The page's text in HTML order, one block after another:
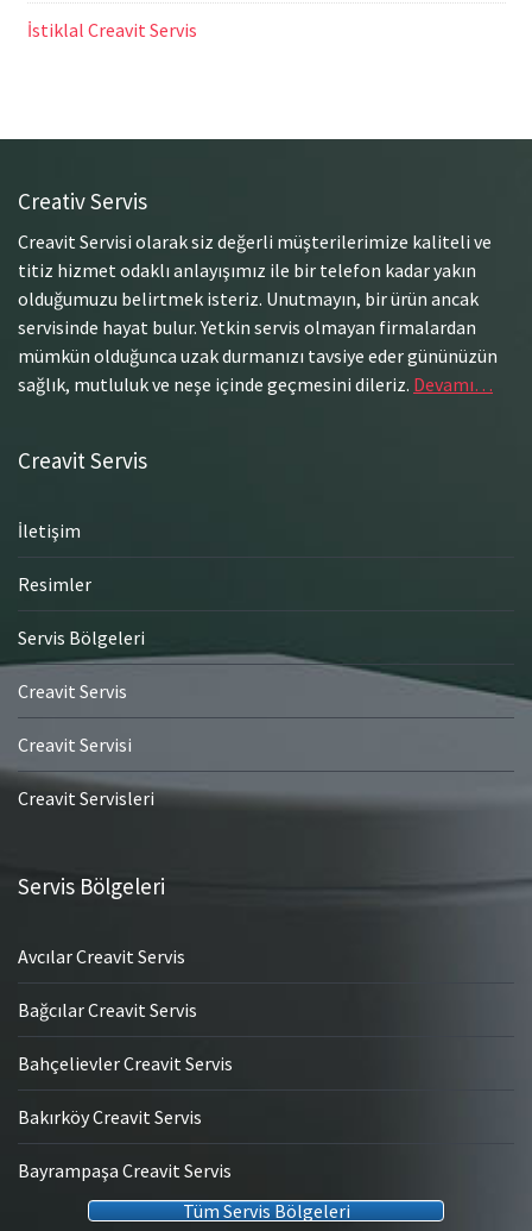
İstiklal Creavit Servis
Creativ Servis
Creavit Servisi olarak siz değerli müşterilerimize kaliteli ve
titiz hizmet odaklı anlayışımız ile bir telefon kadar yakın
olduğumuzu belirtmek isteriz. Unutmayın, bir ürün ancak
servisinde hayat bulur. Yetkin servis olmayan firmalardan
mümkün olduğunca uzak durmanızı tavsiye eder gününüzün
sağlık, mutluluk ve neşe içinde geçmesini dileriz. Devamı…
Creavit Servis
İletişim
Resimler
Servis Bölgeleri
Creavit Servis
Creavit Servisi
Creavit Servisleri
Servis Bölgeleri
Avcılar Creavit Servis
Bağcılar Creavit Servis
Bahçelievler Creavit Servis
Bakırköy Creavit Servis
Bayrampaşa Creavit Servis
Tüm Servis Bölgeleri